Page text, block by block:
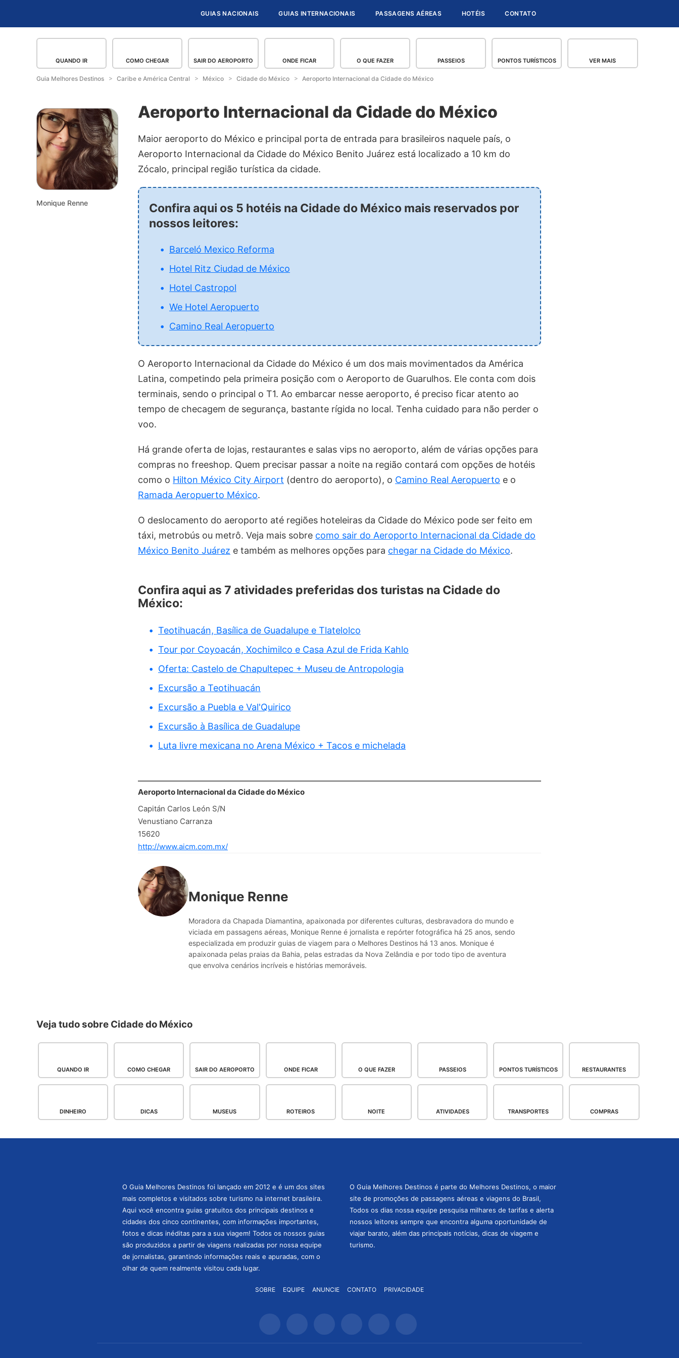
GUIAS NACIONAIS GUIAS INTERNACIONAIS PASSAGENS AÉREAS HOTÉIS CONTATO
QUANDO IR COMO CHEGAR SAIR DO AEROPORTO ONDE FICAR O QUE FAZER PASSEIOS PONTOS TURÍSTICOS VER MAIS
Guia Melhores Destinos Caribe e América Central México Cidade do México Aeroporto Internacional da Cidade do México
Monique Renne
Aeroporto Internacional da Cidade do México
Maior aeroporto do México e principal porta de entrada para brasileiros naquele país, o
Aeroporto Internacional da Cidade do México Benito Juárez está localizado a 10 km do
Zócalo, principal região turística da cidade.
Confira aqui os 5 hotéis na Cidade do México mais reservados por
nossos leitores:
Barceló Mexico Reforma
Hotel Ritz Ciudad de México
Hotel Castropol
We Hotel Aeropuerto
Camino Real Aeropuerto
O Aeroporto Internacional da Cidade do México é um dos mais movimentados da América
Latina, competindo pela primeira posição com o Aeroporto de Guarulhos. Ele conta com dois
terminais, sendo o principal o T1. Ao embarcar nesse aeroporto, é preciso ficar atento ao
tempo de checagem de segurança, bastante rígida no local. Tenha cuidado para não perder o
voo.
Há grande oferta de lojas, restaurantes e salas vips no aeroporto, além de várias opções para
compras no freeshop. Quem precisar passar a noite na região contará com opções de hotéis
como o Hilton México City Airport (dentro do aeroporto), o Camino Real Aeropuerto e o
Ramada Aeropuerto México.
O deslocamento do aeroporto até regiões hoteleiras da Cidade do México pode ser feito em
táxi, metrobús ou metrô. Veja mais sobre como sair do Aeroporto Internacional da Cidade do
México Benito Juárez e também as melhores opções para chegar na Cidade do México.
Confira aqui as 7 atividades preferidas dos turistas na Cidade do
México:
Teotihuacán, Basílica de Guadalupe e Tlatelolco
Tour por Coyoacán, Xochimilco e Casa Azul de Frida Kahlo
Oferta: Castelo de Chapultepec + Museu de Antropologia
Excursão a Teotihuacán
Excursão a Puebla e Val'Quirico
Excursão à Basílica de Guadalupe
Luta livre mexicana no Arena México + Tacos e michelada
Aeroporto Internacional da Cidade do México
Capitán Carlos León S/N
Venustiano Carranza
15620
http://www.aicm.com.mx/
Monique Renne
Moradora da Chapada Diamantina, apaixonada por diferentes culturas, desbravadora do mundo e
viciada em passagens aéreas, Monique Renne é jornalista e repórter fotográfica há 25 anos, sendo
especializada em produzir guias de viagem para o Melhores Destinos há 13 anos. Monique é
apaixonada pelas praias da Bahia, pelas estradas da Nova Zelândia e por todo tipo de aventura
que envolva cenários incríveis e histórias memoráveis.
Veja tudo sobre Cidade do México
QUANDO IR COMO CHEGAR SAIR DO AEROPORTO ONDE FICAR O QUE FAZER PASSEIOS PONTOS TURÍSTICOS RESTAURANTES
DINHEIRO DICAS MUSEUS ROTEIROS NOITE ATIVIDADES TRANSPORTES COMPRAS
O Guia Melhores Destinos foi lançado em 2012 e é um dos sites
mais completos e visitados sobre turismo na internet brasileira.
Aqui você encontra guias gratuitos dos principais destinos e
cidades dos cinco continentes, com informações importantes,
fotos e dicas inéditas para a sua viagem! Todos os nossos guias
são produzidos a partir de viagens realizadas por nossa equipe
de jornalistas, garantindo informações reais e apuradas, com o
olhar de quem realmente visitou cada lugar.
O Guia Melhores Destinos é parte do Melhores Destinos, o maior
site de promoções de passagens aéreas e viagens do Brasil,
Todos os dias nossa equipe pesquisa milhares de tarifas e alerta
nossos leitores sempre que encontra alguma oportunidade de
viajar barato, além das principais notícias, dicas de viagem e
turismo.
SOBRE EQUIPE ANUNCIE CONTATO PRIVACIDADE